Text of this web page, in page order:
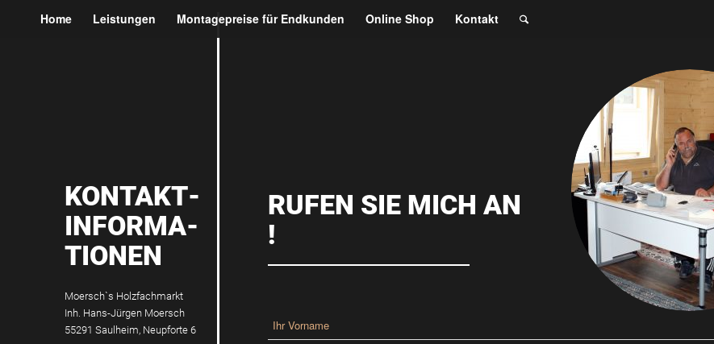
Home Leistungen Montagepreise für Endkunden Online Shop Kontakt
KONTAKT­­
INFORMA­
TIONEN
Moersch`s Holzfachmarkt
Inh. Hans-Jürgen Moersch
55291 Saulheim, Neupforte 6
RUFEN SIE MICH AN
!